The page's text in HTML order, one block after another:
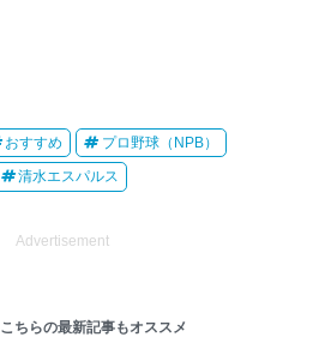
おすすめ プロ野球（NPB）
清水エスパルス
Advertisement
こちらの最新記事もオススメ